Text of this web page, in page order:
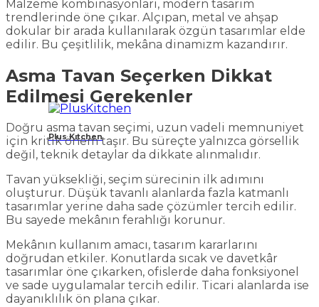
Plus Kıtchen
Malzeme kombinasyonları, modern tasarım
trendlerinde öne çıkar. Alçıpan, metal ve ahşap
dokular bir arada kullanılarak özgün tasarımlar elde
edilir. Bu çeşitlilik, mekâna dinamizm kazandırır.
Asma Tavan Seçerken Dikkat
Edilmesi Gerekenler
Doğru asma tavan seçimi, uzun vadeli memnuniyet
için kritik önem taşır. Bu süreçte yalnızca görsellik
değil, teknik detaylar da dikkate alınmalıdır.
Tavan yüksekliği, seçim sürecinin ilk adımını
oluşturur. Düşük tavanlı alanlarda fazla katmanlı
tasarımlar yerine daha sade çözümler tercih edilir.
Bu sayede mekânın ferahlığı korunur.
Mekânın kullanım amacı, tasarım kararlarını
doğrudan etkiler. Konutlarda sıcak ve davetkâr
tasarımlar öne çıkarken, ofislerde daha fonksiyonel
ve sade uygulamalar tercih edilir. Ticari alanlarda ise
dayanıklılık ön plana çıkar.